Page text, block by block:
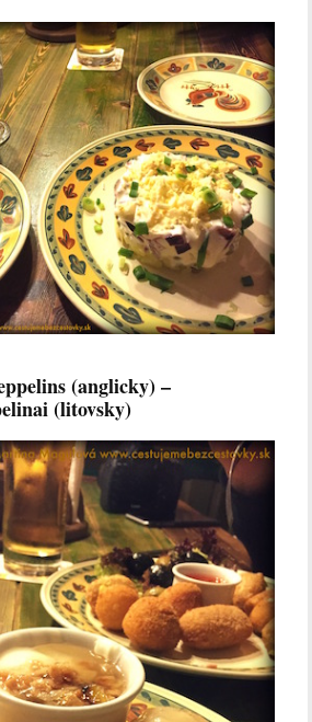
(anglicky) –
(litovsky)